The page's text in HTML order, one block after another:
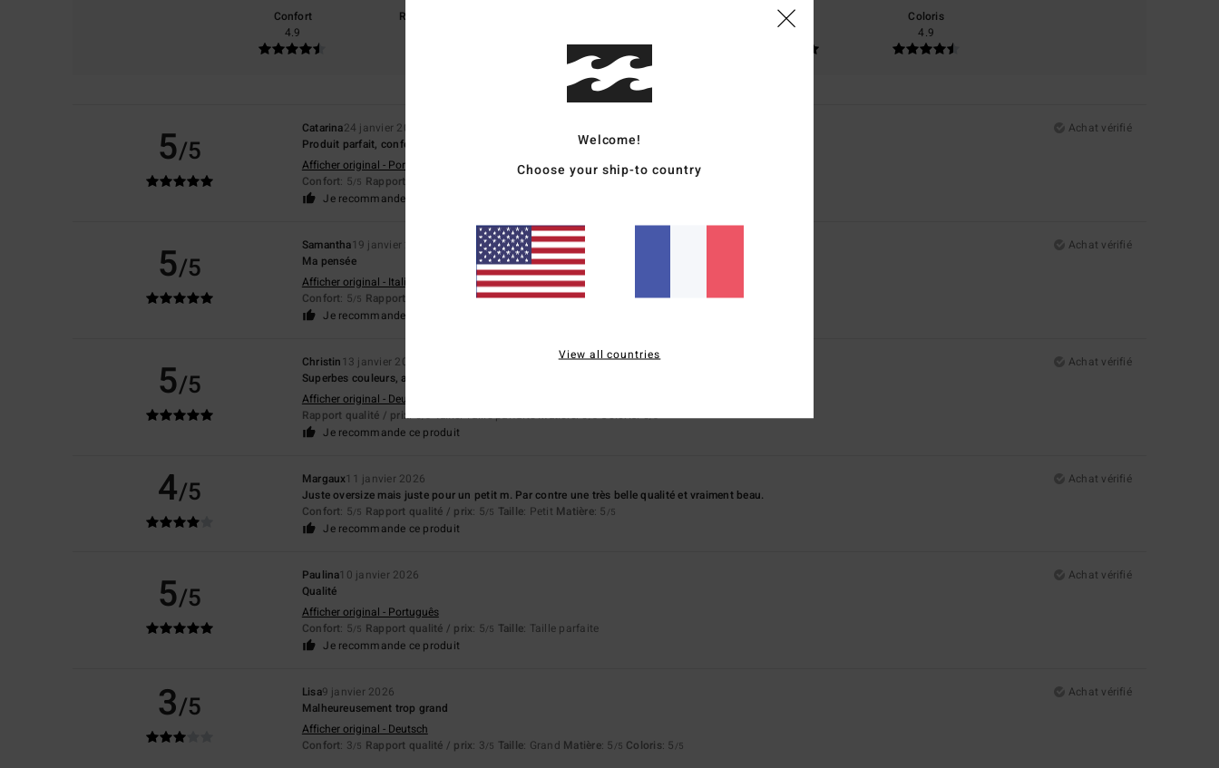
Confort
4.9
Rapport qualité / prix
Trop petit Trop grand
Matière
5.0
Coloris
4.9
5/5
Catarina24 janvier 2026
Achat vérifié
Produit parfait, conforme à la description sur le site web.
Afficher original - Português
Confort: 5/5 Rapport qualité / prix : Taille parfaite Matière Coloris
Je recommande ce produit
5/5
Samantha19 janvier 2026
Achat vérifié
Ma pensée
Afficher original - Italiano
Confort: 5/5 Rapport qualité / prix : 5/5 Taille: Trop petitMatière /5 Coloris
Je recommande ce produit
5/5
Christin 13 janvier 2026
Achat vérifié
Superbes couleurs, agréable à porter, répond à toutes les attentes.
Afficher original - Deutsch
Rapport qualité / prix: 5/5 Taille: Taille parfaiteMatière: 5/5 Coloris: 5/5
Je recommande ce produit
4/5 Margaux11 janvier 2026
Achat vérifié
Juste oversize mais juste pour un petit m. Par contre une très belle qualité et vraiment beau.
Confort: 5/5 Rapport qualité / prix: 5/5 Taille: Petit Matière: 5 /5
Je recommande ce produit
5/5
Paulina10 janvier 2026
Achat vérifié
Qualité
Afficher original - Português
Confort: 5/5 Rapport qualité / prix: 5/5 Taille: Taille parfaite
Je recommande ce produit
3/5 Lisa9 janvier 2026
Achat vérifié
Malheureusement trop grand
Afficher original - Deutsch
Confort: 3/5 Rapport qualité / prix: 3/5 Taille: Grand Matière: 5 /5 Coloris: 5 /5
Welcome!
Choose your ship-to country
View all countries